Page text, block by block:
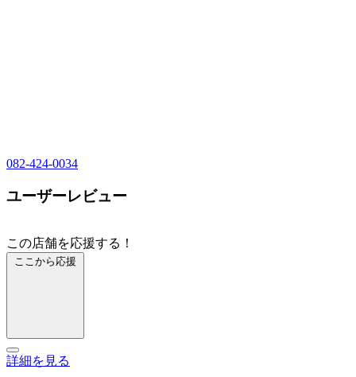
082-424-0034
ユーザーレビュー
この店舗を応援する！
ここから応援
詳細を見る